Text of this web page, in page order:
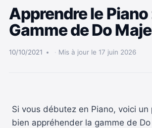
Apprendre le Piano
Gamme de Do
10/10/2021 Mis à jour le 17 juin 2026
Si vous débutez en Piano, voici
bien appréhender la gamme de Do